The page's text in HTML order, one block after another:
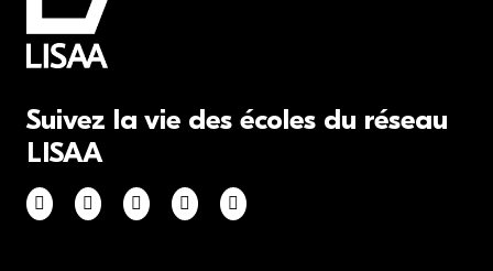
Suivez la vie des écoles du réseau
LISAA